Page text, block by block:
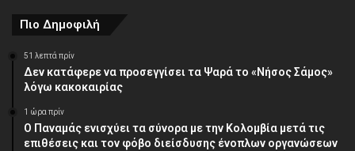
Πιο Δημοφιλή
51 λεπτά πρίν
Δεν κατάφερε να προσεγγίσει τα Ψαρά το «Νήσος Σάμος»
λόγω κακοκαιρίας
1 ώρα πρίν
O Παναμάς ενισχύει τα σύνορα με την Κολομβία μετά τις
επιθέσεις και τον φόβο διείσδυσης ένοπλων οργανώσεων